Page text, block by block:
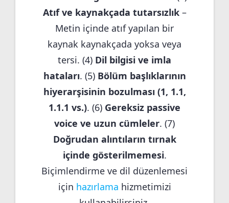
Atıf ve kaynakçada tutarsızlık–
Metin içinde atıf yapılan bir
kaynak kaynakçada yoksa veya
tersi. (4) Dil bilgisi ve imla
hataları. (5) Bölüm başlıklarının
hiyerarşisinin bozulması (1, 1.1,
1.1.1 vs.). (6) Gereksiz passive
voice ve uzun cümleler. (7)
Doğrudan alıntıların tırnak
içinde gösterilmemesi.
Biçimlendirme ve dil düzenlemesi
için hazırlama hizmetimizi